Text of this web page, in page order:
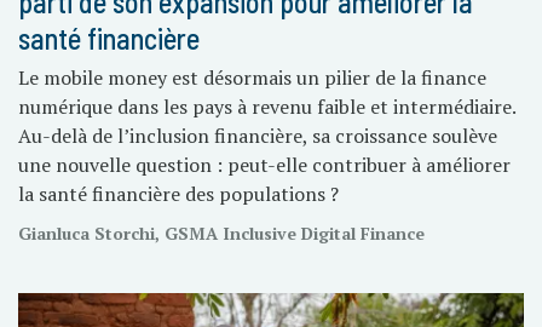
santé financière
Le mobile money est désormais un pilier de la finance
numérique dans les pays à revenu faible et intermédiaire.
Au-delà de l’inclusion financière, sa croissance soulève
une nouvelle question : peut-elle contribuer à améliorer
la santé financière des populations ?
Gianluca Storchi, GSMA Inclusive Digital Finance